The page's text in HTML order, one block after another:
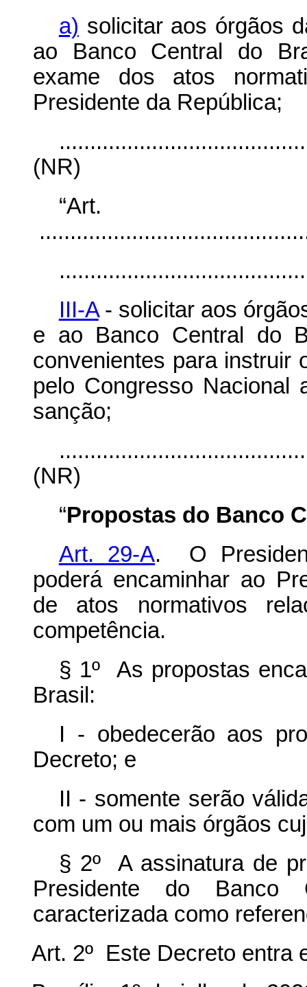
a) solicitar aos órgãos
ao Banco Central do
exame dos atos
Presidente da República;
(NR)
III-A- solicitar aos
e ao Banco Central do
convenientes para instruir
pelo Congresso Nacional
sanção;
(NR)
“Propostas do Banco
Art. 29-A. O
poderá encaminhar ao
de atos normativos
competência.
§ 1º As propostas
Brasil:
I - obedecerão aos
Decreto; e
II - somente serão
com um ou mais órgãos
§ 2º A assinatura de
Presidente do
caracterizada como
Art. 2º Este Decreto entra